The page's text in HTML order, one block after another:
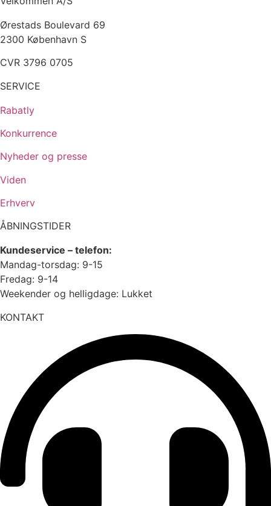
Ørestads Boulevard 69
2300 København S
CVR 3796 0705
SERVICE
Rabatly
Konkurrence
Nyheder og presse
Viden
Erhverv
ÅBNINGSTIDER
Kundeservice – telefon:
Mandag-torsdag: 9-15
Fredag: 9-14
Weekender og helligdage: Lukket
KONTAKT